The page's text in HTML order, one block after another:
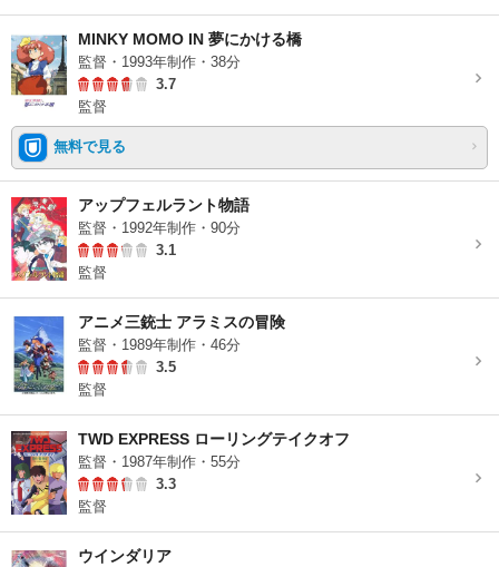
MINKY MOMO IN 夢にかける橋
監督・1993年制作・38分
3.7
監督
無料で見る
アップフェルラント物語
監督・1992年制作・90分
3.1
監督
アニメ三銃士 アラミスの冒険
監督・1989年制作・46分
3.5
監督
TWD EXPRESS ローリングテイクオフ
監督・1987年制作・55分
3.3
監督
ウインダリア